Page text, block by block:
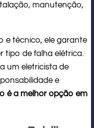
manutenção,
e técnico, ele garante
tipo de falha elétrica.
um eletricista de
e
é a melhor opção em